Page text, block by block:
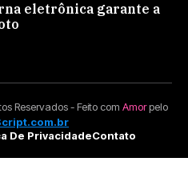
eletrônica garante a
Reservados - Feito com Amorpelo
De PrivacidadeContato